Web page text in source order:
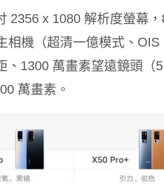
2356 x 1080 解析度螢幕
機（超清一億模式、OIS
、1300 萬畫素望遠鏡頭（
萬畫素。